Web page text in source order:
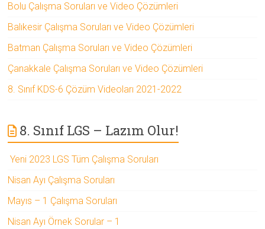
Bolu Çalışma Soruları ve Video Çözümleri
Balıkesir Çalışma Soruları ve Video Çözümleri
Batman Çalışma Soruları ve Video Çözümleri
Çanakkale Çalışma Soruları ve Video Çözümleri
8. Sınıf KDS-6 Çözüm Videoları 2021-2022
8. Sınıf LGS – Lazım Olur!
Yeni 2023 LGS Tüm Çalışma Soruları
Nisan Ayı Çalışma Soruları
Mayıs – 1 Çalışma Soruları
Nisan Ayı Örnek Sorular – 1